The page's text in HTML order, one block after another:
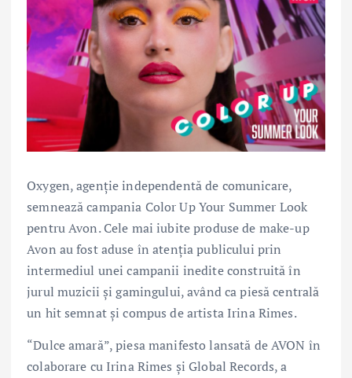
Oxygen, agenție independentă de comunicare,
semnează campania Color Up Your Summer Look
pentru Avon. Cele mai iubite produse de make-up
Avon au fost aduse în atenția publicului prin
intermediul unei campanii inedite construită în
jurul muzicii și gamingului, având ca piesă centrală
un hit semnat și compus de artista Irina Rimes.
“Dulce amară”, piesa manifesto lansată de AVON în
colaborare cu Irina Rimes și Global Records, a